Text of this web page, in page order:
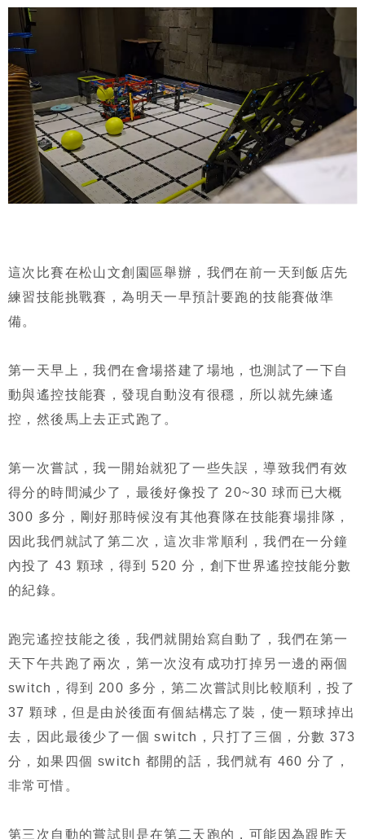
這次比賽在松山文創園區舉辦，我們在前一天到飯店先
練習技能挑戰賽，為明天一早預計要跑的技能賽做準
備。
第一天早上，我們在會場搭建了場地，也測試了一下自
動與遙控技能賽，發現自動沒有很穩，所以就先練遙
控，然後馬上去正式跑了。
第一次嘗試，我一開始就犯了一些失誤，導致我們有效
得分的時間減少了，最後好像投了 20~30 球而已大概
300 多分，剛好那時候沒有其他賽隊在技能賽場排隊，
因此我們就試了第二次，這次非常順利，我們在一分鐘
內投了 43 顆球，得到 520 分，創下世界遙控技能分數
的紀錄。
跑完遙控技能之後，我們就開始寫自動了，我們在第一
天下午共跑了兩次，第一次沒有成功打掉另一邊的兩個
switch，得到 200 多分，第二次嘗試則比較順利，投了
37 顆球，但是由於後面有個結構忘了裝，使一顆球掉出
去，因此最後少了一個 switch，只打了三個，分數 373
分，如果四個 switch 都開的話，我們就有 460 分了，
非常可惜。
第三次自動的嘗試則是在第二天跑的，可能因為跟昨天